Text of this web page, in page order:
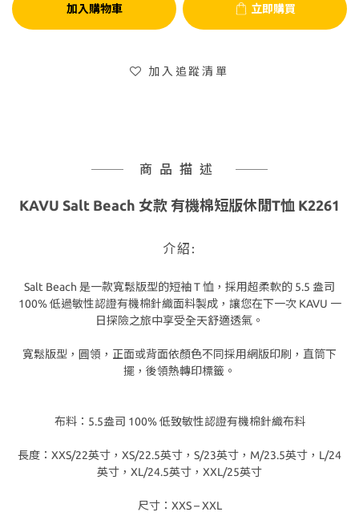
加入購物車 立即購買
加入追蹤清單
商品描述
KAVU Salt Beach 女款 有機棉短版休閒T恤 K2261
介紹:
Salt Beach 是一款寬鬆版型的短袖 T 恤，採用超柔軟的 5.5 盎司
100% 低過敏性認證有機棉針織面料製成，讓您在下一次 KAVU 一
日探險之旅中享受全天舒適透氣。
寬鬆版型，圓領，正面或背面依顏色不同採用網版印刷，直筒下
擺，後領熱轉印標籤。
布料：5.5盎司 100% 低致敏性認證有機棉針織布料
長度：XXS/22英寸，XS/22.5英寸，S/23英寸，M/23.5英寸，L/24
英寸，XL/24.5英寸，XXL/25英寸
尺寸：XXS – XXL